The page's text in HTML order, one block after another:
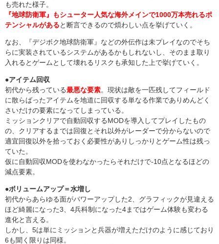
も売れた様子。
『地球防衛軍』もシューター人気な海外メインで1000万本売れるポ
テンシャルがある と断言できるので煩わしい点を挙げていく。
なお、『デジボク地球防衛軍』などの外伝作は未プレイなのでそち
らに実装されているシステムがあるかもしれないし、そのまま取り
入れるとゲームとして壊れるリスクも承知した上で挙げていく。
●アイテム回収
初代から残っている最悪な要素。現状は敵を一匹残してフィールド
に散らばったアイテムを地道に回収する単なる作業でありめんどく
さいだけの要素になってしまっている。
ミッションクリアで自動回収するMODを導入してプレイしたもの
の、クリアするまでは回復とそれ以外がレーダーで分からないので
適宜回復以外を拾っておく必要性がありしっかりとゲーム性は残っ
ていた。
仮に自動回収MODを使わなかったらそれだけで-10点となるほどの
減点要素。
●ボリュームアップ＝水増し
初代からあらゆる面がパワーアップした2、グラフィックが見違える
ほど綺麗になった3、4兵科制になった4まではゲーム体験も変わる
進化と言える。
しかし、5は単にミッションと兵器が増えただけのように感じており
6も聞く限りは同様。